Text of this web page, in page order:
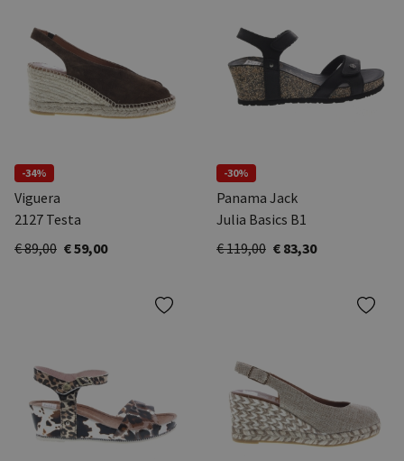
-34%
Viguera
2127 Testa
€ 89,00 € 59,00
-30%
Panama Jack
Julia Basics B1
€ 119,00 € 83,30